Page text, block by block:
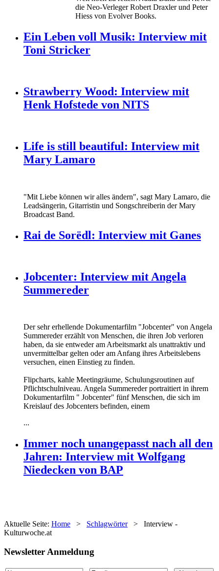
die Neo-Verleger Robert Draxler und Peter
Hiess von Evolver Books.
Ein Leben voll Musik: Interview mit
Toni Stricker
Strawberry Wood: Interview mit
Henk Hofstede von NITS
Life is still beautiful: Interview mit
Mary Lamaro
"Mit Liebe können wir alles ändern", sagt Mary Lamaro, die
Leadsängerin, Gitarristin und Songschreiberin der Mary
Broadcast Band.
Rai de Sorëdl: Interview mit Ganes
Jobcenter: Interview mit Angela
Summereder
Der sehr erhellende Dokumentarfilm "Jobcenter" von Angela
Summereder erzählt von Menschen, die ihren Job verloren
haben, da sie entweder am Arbeitsmarkt als unattraktiv und
unvermittelbar gelten oder am Anfang ihres Arbeitslebens
versuchen, einen Einstieg zu finden.
Flipcharts, kahle Meetingräume, Schulungsroutinen auf
Pflichtschulniveau. Angela Summereder portraitiert in ihrem
Dokumentarfilm " Jobcenter" fünf Menschen, die sich im
Kreislauf des Jobcenters befinden, einem
...
Immer noch unangepasst nach all den
Jahren: Interview mit Wolfgang
Niedecken von BAP
Aktuelle Seite: Home > Schlagwörter > Interview -
Kulturwoche.at
Newsletter Anmeldung